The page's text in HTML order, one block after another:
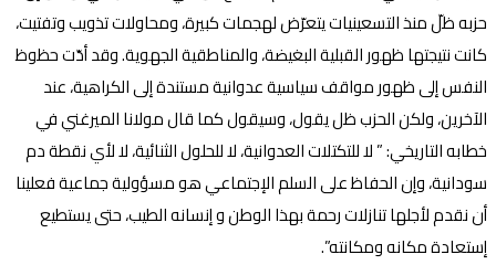
حزبه ظلّ منذ التسعينيات يتعرّض لهجمات كبيرة، ومحاولات تذويب وتفتيت،
كانت نتيجتها ظهور القبلية البغيضة، والمناطقية الجهوية. وقد أدّت حظوظ
النفس إلى ظهور مواقف سياسية عدوانية مستندة إلى الكراهية، عند
الآخرين، ولكن الحزب ظل يقول، وسيقول كما قال مولانا الميرغني في
خطابه التاريخي: ” لا للتكتلات العدوانية، لا للحلول الثنائية، لا لأي نقطة دم
سودانية، وإن الحفاظ على السلم الإجتماعي هو مسؤولية جماعية فعلينا
أن نقدم لأجلها تنازلات رحمة بهذا الوطن و إنسانه الطيب، حتى يستطيع
إستعادة مكانه ومكانته”.